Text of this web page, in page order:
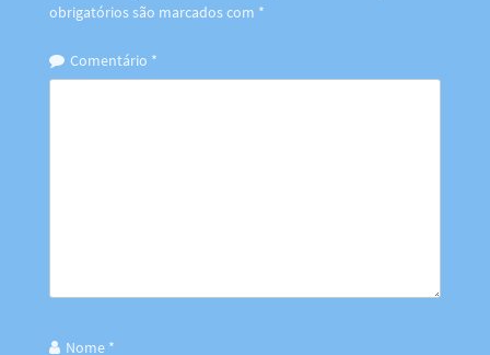
obrigatórios são marcados com *
Comentário *
Nome *